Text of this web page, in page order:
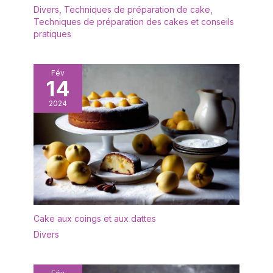
Lave-vaisselle et Facile à
Nettoyer】: Ils peuvent
l'armoire de
complètement le
problème du nettoyage
après les repas, même
le lavage à la main ne
laissera pas de saleté et
de taches d'huile.Idéal
pour les baguettes
réutilisables. Si vous ne
voulez pas utiliser de
baguettes jetables, vous
pouvez les emmener au
porte-ustensiles du lave-
vaisselle et ne heurtent
baguettes à sushi est le
meilleur choix de
cadeaux pour vos
partenaires
commerciaux, clients,
amis et famille.Bonne
chance à eux.
Fonctionnel: Ces
baguettes sont idéales
pour manger des sushis,
restaurants, les buffets,
Divers Techniques de préparation de cake
Techniques de préparation des cakes et conseils
pratiques
Fév
14
2024
Cake aux coings et aux dattes
Divers